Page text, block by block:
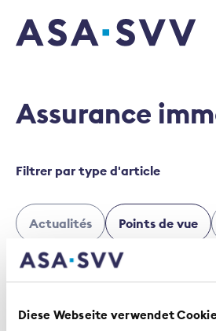
Diese Webseite verwendet
SVV Logo
Assurance
Filtrer par type d'article
Actualités Points de vue
Informations de base